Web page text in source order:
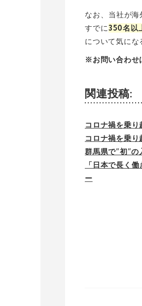
なお、当社が海
すでに350名以
について気にな
※お問い合わせ
関連投稿:
コロナ禍を乗り
コロナ禍を乗り
群馬県で”初”
「日本で長く
ー